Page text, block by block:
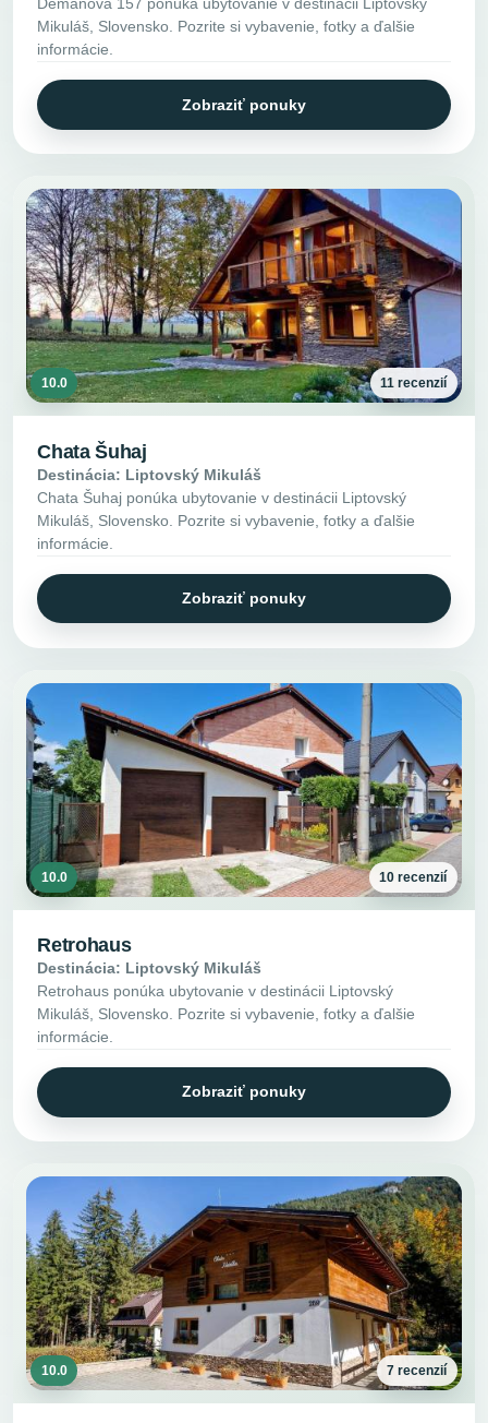
Demanova 157 ponúka ubytovanie v destinácii Liptovský
Mikuláš, Slovensko. Pozrite si vybavenie, fotky a ďalšie
informácie.
Zobraziť ponuky
10.0 11 recenzií
Chata Šuhaj
Destinácia: Liptovský Mikuláš
Chata Šuhaj ponúka ubytovanie v destinácii Liptovský
Mikuláš, Slovensko. Pozrite si vybavenie, fotky a ďalšie
informácie.
Zobraziť ponuky
10.0 10 recenzií
Retrohaus
Destinácia: Liptovský Mikuláš
Retrohaus ponúka ubytovanie v destinácii Liptovský
Mikuláš, Slovensko. Pozrite si vybavenie, fotky a ďalšie
informácie.
Zobraziť ponuky
10.0 7 recenzií